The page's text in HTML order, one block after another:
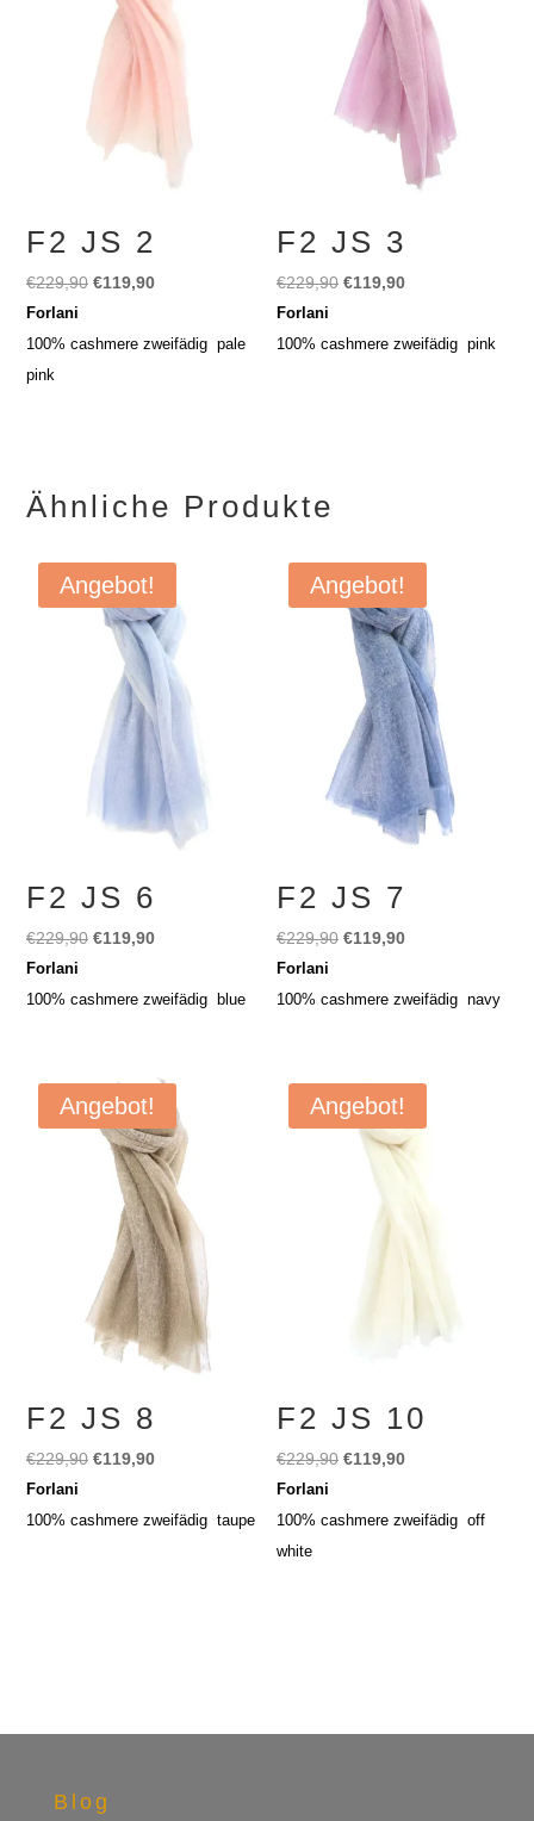
F2 JS 2
€229,90 Ursprünglicher
war:
€119,90Aktueller
ist:
Forlani
100% cashmere zweifädig pale
pink
F2 JS 3
€229,90 Ursprünglicher
war:
€119,90Aktueller
ist:
Forlani
100% cashmere zweifädig pink
Ähnliche Produkte
Angebot!
F2 JS 6
€229,90 Ursprünglicher
war:
€119,90Aktueller
ist:
Forlani
100% cashmere zweifädig blue
Angebot!
F2 JS 7
€229,90 Ursprünglicher
war:
€119,90Aktueller
ist:
Forlani
100% cashmere zweifädig navy
Angebot!
F2 JS 8
€229,90 Ursprünglicher
war:
€119,90Aktueller
ist:
Forlani
100% cashmere zweifädig taupe
Angebot!
F2 JS 10
€229,90 Ursprünglicher
war:
€119,90Aktueller
ist:
Forlani
100% cashmere zweifädig off
white
Blog